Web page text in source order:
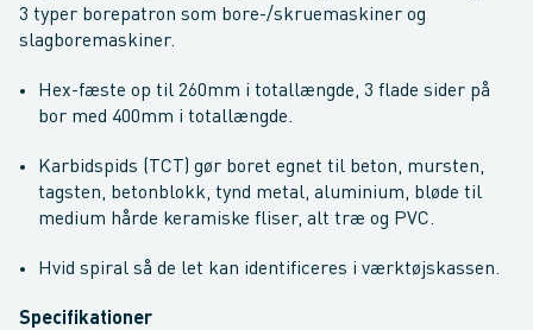
3 typer borepatron som bore-/skruemaskiner og
slagboremaskiner.
Hex-fæste op til 260mm i totallængde, 3 flade sider på
bor med 400mm i totallængde.
Karbidspids (TCT) gør boret egnet til beton, mursten,
tagsten, betonblokk, tynd metal, aluminium, bløde til
medium hårde keramiske fliser, alt træ og PVC.
Hvid spiral så de let kan identificeres i værktøjskassen.
Specifikationer